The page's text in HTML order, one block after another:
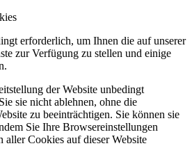
erforderlich, um Ihnen die auf unserer
zur Verfügung zu stellen und einige
der Website unbedingt
sie nicht ablehnen, ohne die
zu beeinträchtigen. Sie können sie
Sie Ihre Browsereinstellungen
aller Cookies auf dieser Website